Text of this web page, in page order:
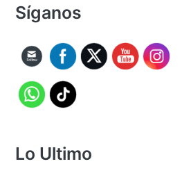
Síganos
Lo Ultimo